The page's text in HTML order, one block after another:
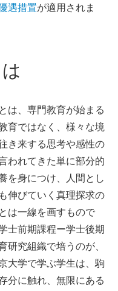
遇措置が適用されま
は、専門教育が始まる
育ではなく、様々な境
き来する思考や感性の
われてきた単に部分的
を身につけ、人間とし
伸びていく真理探求の
は一線を画すもので
士前期課程ー学士後期
研究組織で培うのが、
大学で学ぶ学生は、駒
分に触れ、無限にある